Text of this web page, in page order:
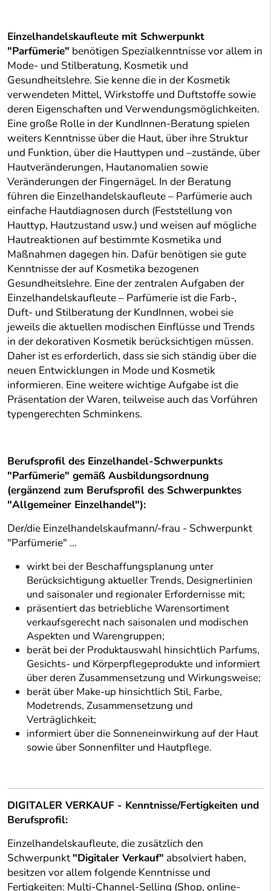
Einzelhandelskaufleute mit Schwerpunkt
"Parfümerie" benötigen Spezialkenntnisse vor allem in
Mode- und Stilberatung, Kosmetik und
Gesundheitslehre. Sie kenne die in der Kosmetik
verwendeten Mittel, Wirkstoffe und Duftstoffe sowie
deren Eigenschaften und Verwendungsmöglichkeiten.
Eine große Rolle in der KundInnen-Beratung spielen
weiters Kenntnisse über die Haut, über ihre Struktur
und Funktion, über die Hauttypen und –zustände, über
Hautveränderungen, Hautanomalien sowie
Veränderungen der Fingernägel. In der Beratung
führen die Einzelhandelskaufleute – Parfümerie auch
einfache Hautdiagnosen durch (Feststellung von
Hauttyp, Hautzustand usw.) und weisen auf mögliche
Hautreaktionen auf bestimmte Kosmetika und
Maßnahmen dagegen hin. Dafür benötigen sie gute
Kenntnisse der auf Kosmetika bezogenen
Gesundheitslehre. Eine der zentralen Aufgaben der
Einzelhandelskaufleute – Parfümerie ist die Farb-,
Duft- und Stilberatung der KundInnen, wobei sie
jeweils die aktuellen modischen Einflüsse und Trends
in der dekorativen Kosmetik berücksichtigen müssen.
Daher ist es erforderlich, dass sie sich ständig über die
neuen Entwicklungen in Mode und Kosmetik
informieren. Eine weitere wichtige Aufgabe ist die
Präsentation der Waren, teilweise auch das Vorführen
typengerechten Schminkens.
Berufsprofil des Einzelhandel-Schwerpunkts
"Parfümerie" gemäß Ausbildungsordnung
(ergänzend zum Berufsprofil des Schwerpunktes
"Allgemeiner Einzelhandel"):
Der/die Einzelhandelskaufmann/-frau - Schwerpunkt
"Parfümerie" ...
wirkt bei der Beschaffungsplanung unter
Berücksichtigung aktueller Trends, Designerlinien
und saisonaler und regionaler Erfordernisse mit;
präsentiert das betriebliche Warensortiment
verkaufsgerecht nach saisonalen und modischen
Aspekten und Warengruppen;
berät bei der Produktauswahl hinsichtlich Parfums,
Gesichts- und Körperpflegeprodukte und informiert
über deren Zusammensetzung und Wirkungsweise;
berät über Make-up hinsichtlich Stil, Farbe,
Modetrends, Zusammensetzung und
Verträglichkeit;
informiert über die Sonneneinwirkung auf der Haut
sowie über Sonnenfilter und Hautpflege.
DIGITALER VERKAUF - Kenntnisse/Fertigkeiten und
Berufsprofil:
Einzelhandelskaufleute, die zusätzlich den
Schwerpunkt"Digitaler Verkauf" absolviert haben,
besitzen vor allem folgende Kenntnisse und
Fertigkeiten: Multi-Channel-Selling (Shop, online-